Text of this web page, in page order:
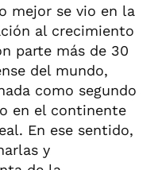
mejor se vio en la
al crecimiento
parte más de 30
del mundo,
como segundo
en el continente
En ese sentido,
y